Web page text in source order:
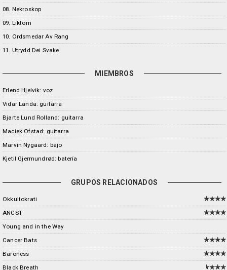
08. Nekroskop
09. Liktorn
10. Ordsmedar Av Rang
11. Utrydd Dei Svake
MIEMBROS
Erlend Hjelvik: voz
Vidar Landa: guitarra
Bjarte Lund Rolland: guitarra
Maciek Ofstad: guitarra
Marvin Nygaard: bajo
Kjetil Gjermundrød: batería
GRUPOS RELACIONADOS
Okkultokrati
ANCST
Young and in the Way
Cancer Bats
Baroness
Black Breath